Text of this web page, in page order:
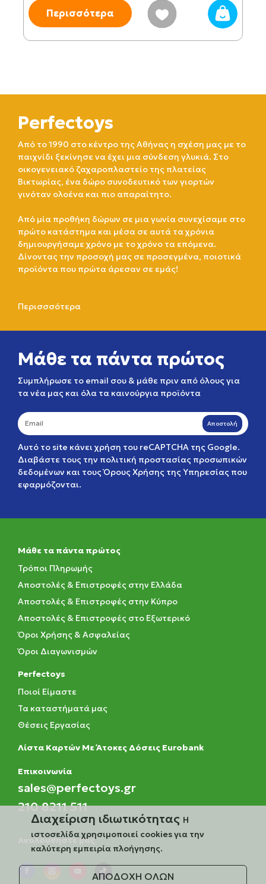
Περισσότερα
Perfectoys
Από το 1990 στο κέντρο της Αθήνας η σχέση μας με το
παιχνίδι ξεκίνησε να έχει μια σύνδεση γλυκιά. Στο
οικογενειακό ζαχαροπλαστείο της πλατείας
Βικτωρίας, ένα δώρο συνοδευτικό των γιορτών
γινόταν ολοένα και πιο απαραίτητο.
Από μία προθήκη δώρων σε μια γωνία συνεχίσαμε στο
πρώτο κατάστημα και μέσα σε αυτά τα χρόνια
δημιουργήσαμε χρόνο με το χρόνο τα επόμενα.
Δίνοντας την προσοχή μας σε προσεγμένα, ποιοτικά
προϊόντα που πρώτα άρεσαν σε εμάς!
Περισσσότερα
Μάθε τα πάντα πρώτος
Συμπλήρωσε το email σου & μάθε πριν από όλους για
τα νέα μας και όλα τα καινούργια προϊόντα
Αποστολή
Αυτό το site κάνει χρήση του reCAPTCHA της Google.
Διαβάστε τους την πολιτική προστασίας προσωπικών
δεδομένων και τουςΌρους Χρήσης της Υπηρεσίας που
εφαρμόζονται.
Μάθε τα πάντα πρώτος
Τρόποι Πληρωμής
Αποστολές & Επιστροφές στην Ελλάδα
Αποστολές & Επιστροφές στην Κύπρο
Αποστολές & Επιστροφές στο Εξωτερικό
Όροι Χρήσης & Ασφαλείας
Όροι Διαγωνισμών
Perfectoys
Ποιοί Είμαστε
Τα καταστήματά μας
Θέσεις Εργασίας
Λίστα Καρτών Με Άτοκες Δόσεις Eurobank
Eπικοινωνία
sales@perfectoys.gr
210 8211 511
Ακολουθήστε μας
Διαχείριση ιδιωτικότητας Η
ιστοσελίδα χρησιμοποιεί cookies για την
καλύτερη εμπειρία πλοήγησης.
ΑΠΟΔΟΧΗ ΟΛΩΝ